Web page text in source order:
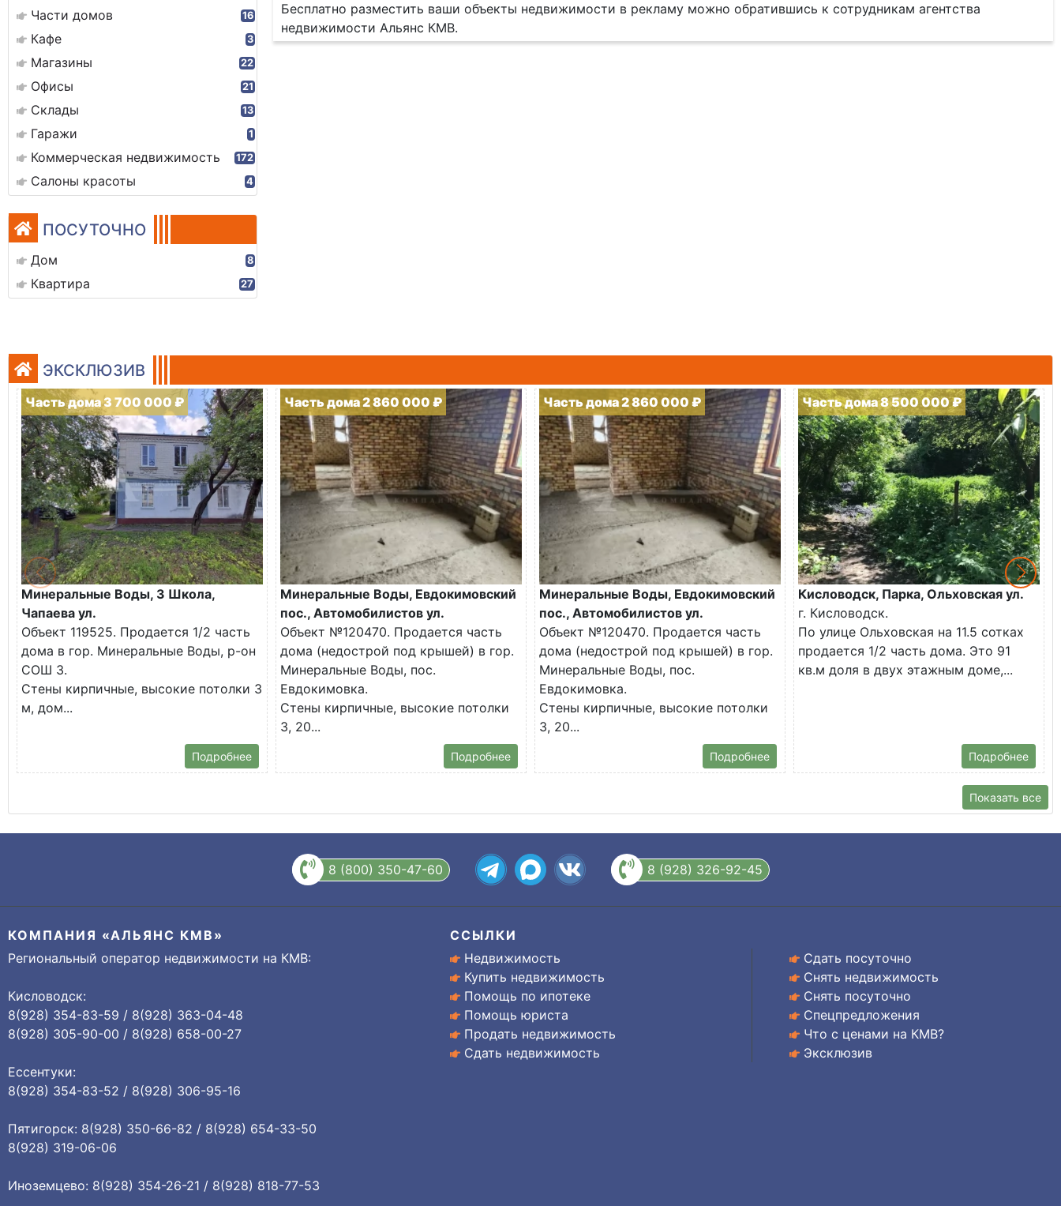
Части домов 16
Кафе 3
Магазины 22
Офисы 21
Склады 13
Гаражи 1
Коммерческая недвижимость 172
Салоны красоты 4
ПОСУТОЧНО
Дом 8
Квартира 27
Бесплатно разместить ваши объекты недвижимости в рекламу можно обратившись к сотрудникам агентства
недвижимости Альянс КМВ.
ЭКСКЛЮЗИВ
Часть дома 3 700 000 ₽
Минеральные Воды, 3 Школа,
Чапаева ул.
Объект 119525. Продается 1/2 часть
дома в гор. Минеральные Воды, р-он
СОШ 3.
Стены кирпичные, высокие потолки 3
м, дом...
Подробнее
Часть дома 2 860 000 ₽
Минеральные Воды, Евдокимовский
пос., Автомобилистов ул.
Объект №120470. Продается часть
дома (недострой под крышей) в гор.
Минеральные Воды, пос.
Евдокимовка.
Стены кирпичные, высокие потолки
3, 20...
Подробнее
Часть дома 2 860 000 ₽
Минеральные Воды, Евдокимовский
пос., Автомобилистов ул.
Объект №120470. Продается часть
дома (недострой под крышей) в гор.
Минеральные Воды, пос.
Евдокимовка.
Стены кирпичные, высокие потолки
3, 20...
Подробнее
Часть дома 8 500 000 ₽
Кисловодск, Парка, Ольховская ул.
г. Кисловодск.
По улице Ольховская на 11.5 сотках
продается 1/2 часть дома. Это 91
кв.м доля в двух этажным доме,...
Подробнее
Показать все
8 (800) 350-47-60 8 (928) 326-92-45
КОМПАНИЯ «АЛЬЯНС КМВ»
Региональный оператор недвижимости на КМВ:
Кисловодск:
8(928) 354-83-59 / 8(928) 363-04-48
8(928) 305-90-00 / 8(928) 658-00-27
Ессентуки:
8(928) 354-83-52 / 8(928) 306-95-16
Пятигорск: 8(928) 350-66-82 / 8(928) 654-33-50
8(928) 319-06-06
Иноземцево: 8(928) 354-26-21 / 8(928) 818-77-53
ССЫЛКИ
Недвижимость
Купить недвижимость
Помощь по ипотеке
Помощь юриста
Продать недвижимость
Сдать недвижимость
Сдать посуточно
Снять недвижимость
Снять посуточно
Спецпредложения
Что с ценами на КМВ?
Эксклюзив